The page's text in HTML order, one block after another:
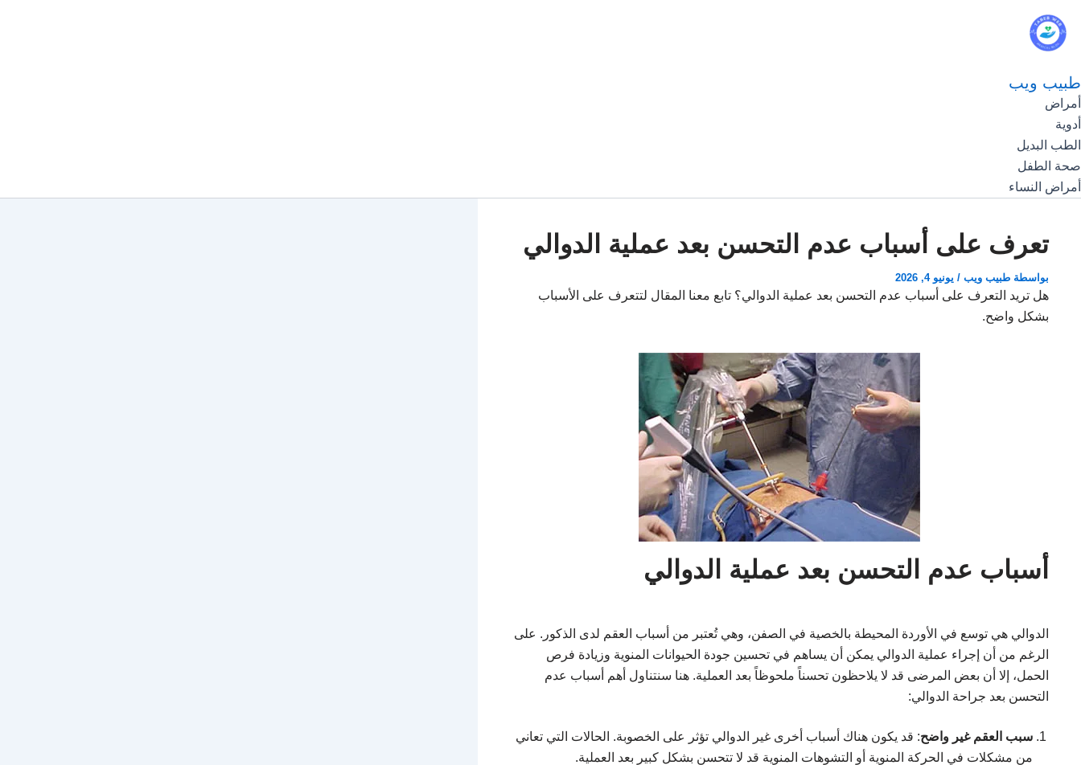
طبيب ويب
أمراض
أدوية
الطب البديل
صحة الطفل
أمراض النساء
تعرف على أسباب عدم التحسن بعد عملية الدوالي
بواسطة طبيب ويب / يونيو 4, 2026
هل تريد التعرف على أسباب عدم التحسن بعد عملية الدوالي؟ تابع معنا المقال لتتعرف على الأسباب
بشكل واضح.
أسباب عدم التحسن بعد عملية الدوالي
الدوالي هي توسع في الأوردة المحيطة بالخصية في الصفن، وهي تُعتبر من أسباب العقم لدى الذكور. على
الرغم من أن إجراء عملية الدوالي يمكن أن يساهم في تحسين جودة الحيوانات المنوية وزيادة فرص
الحمل، إلا أن بعض المرضى قد لا يلاحظون تحسناً ملحوظاً بعد العملية. هنا سنتناول أهم أسباب عدم
التحسن بعد جراحة الدوالي:
سبب العقم غير واضح: قد يكون هناك أسباب أخرى غير الدوالي تؤثر على الخصوبة. الحالات التي تعاني
من مشكلات في الحركة المنوية أو التشوهات المنوية قد لا تتحسن بشكل كبير بعد العملية.